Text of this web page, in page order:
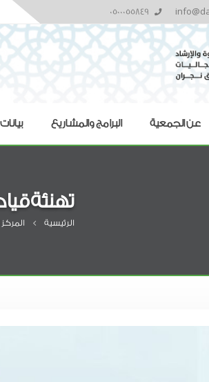
عن الجمعية البرامج والمشاريع
تهنئة
الرئيسية